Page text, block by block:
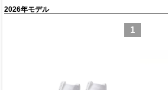
2026年モデル
1